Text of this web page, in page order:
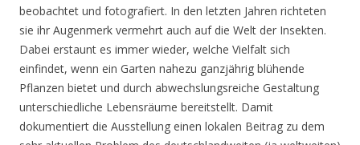
beobachtet und fotografiert. In den letzten Jahren richteten
sie ihr Augenmerk vermehrt auch auf die Welt der Insekten.
Dabei erstaunt es immer wieder, welche Vielfalt sich
einfindet, wenn ein Garten nahezu ganzjährig blühende
Pflanzen bietet und durch abwechslungsreiche Gestaltung
unterschiedliche Lebensräume bereitstellt. Damit
dokumentiert die Ausstellung einen lokalen Beitrag zu dem